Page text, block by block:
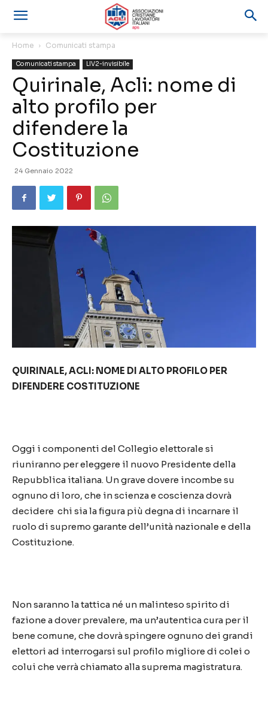
Home Comunicati stampa
Comunicati stampa LIV2-invisibile
Quirinale, Acli: nome di
alto profilo per
difendere la
Costituzione
24 Gennaio 2022
QUIRINALE, ACLI: NOME DI ALTO PROFILO PER
DIFENDERE COSTITUZIONE
Oggi i componenti del Collegio elettorale si
riuniranno per eleggere il nuovo Presidente della
Repubblica italiana. Un grave dovere incombe su
ognuno di loro, che in scienza e coscienza dovrà
decidere chi sia la figura più degna di incarnare il
ruolo di supremo garante dell’unità nazionale e della
Costituzione.
Non saranno la tattica né un malinteso spirito di
fazione a dover prevalere, ma un’autentica cura per il
bene comune, che dovrà spingere ognuno dei grandi
elettori ad interrogarsi sul profilo migliore di colei o
colui che verrà chiamato alla suprema magistratura.